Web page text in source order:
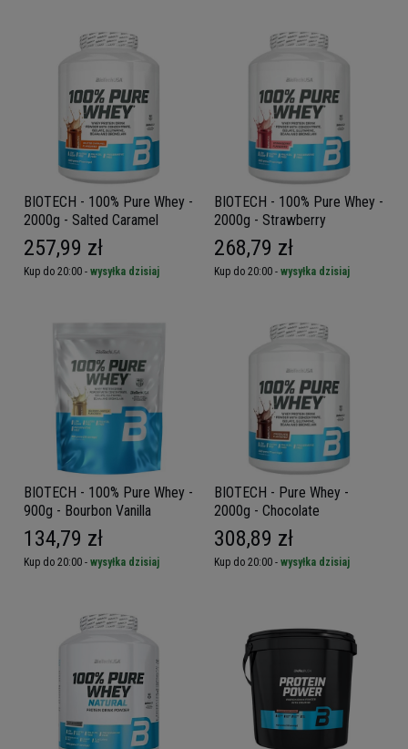
BIOTECH - 100% Pure Whey -
2000g - Salted Caramel
257,99 zł
Kup do 20:00 - wysyłka dzisiaj
BIOTECH - 100% Pure Whey -
2000g - Strawberry
268,79 zł
Kup do 20:00 - wysyłka dzisiaj
BIOTECH - 100% Pure Whey -
900g - Bourbon Vanilla
134,79 zł
Kup do 20:00 - wysyłka dzisiaj
BIOTECH - Pure Whey -
2000g - Chocolate
308,89 zł
Kup do 20:00 - wysyłka dzisiaj